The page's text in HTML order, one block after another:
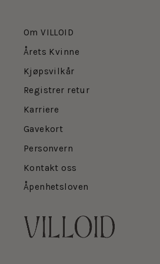
Om VILLOID
Årets Kvinne
Kjøpsvilkår
Registrer retur
Karriere
Gavekort
Personvern
Kontakt oss
Åpenhetsloven